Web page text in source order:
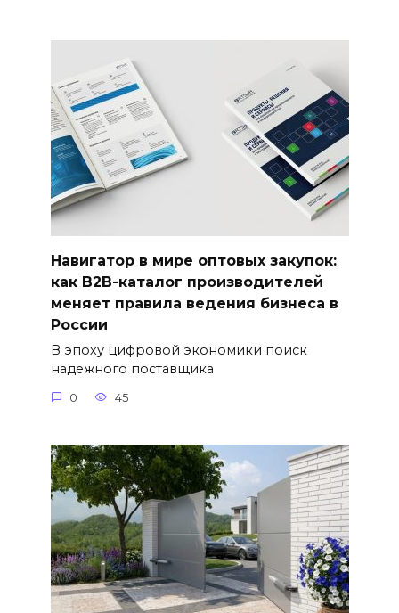
Навигатор в мире оптовых закупок:
как B2B-каталог производителей
меняет правила ведения бизнеса в
России
В эпоху цифровой экономики поиск
надёжного поставщика
0 45